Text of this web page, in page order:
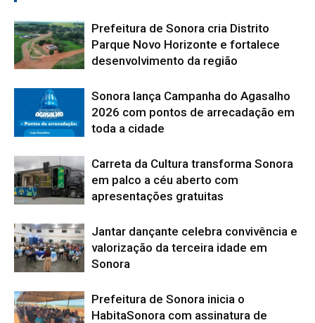
Prefeitura de Sonora cria Distrito
Parque Novo Horizonte e fortalece
desenvolvimento da região
Sonora lança Campanha do Agasalho
2026 com pontos de arrecadação em
toda a cidade
Carreta da Cultura transforma Sonora
em palco a céu aberto com
apresentações gratuitas
Jantar dançante celebra convivência e
valorização da terceira idade em
Sonora
Prefeitura de Sonora inicia o
HabitaSonora com assinatura de